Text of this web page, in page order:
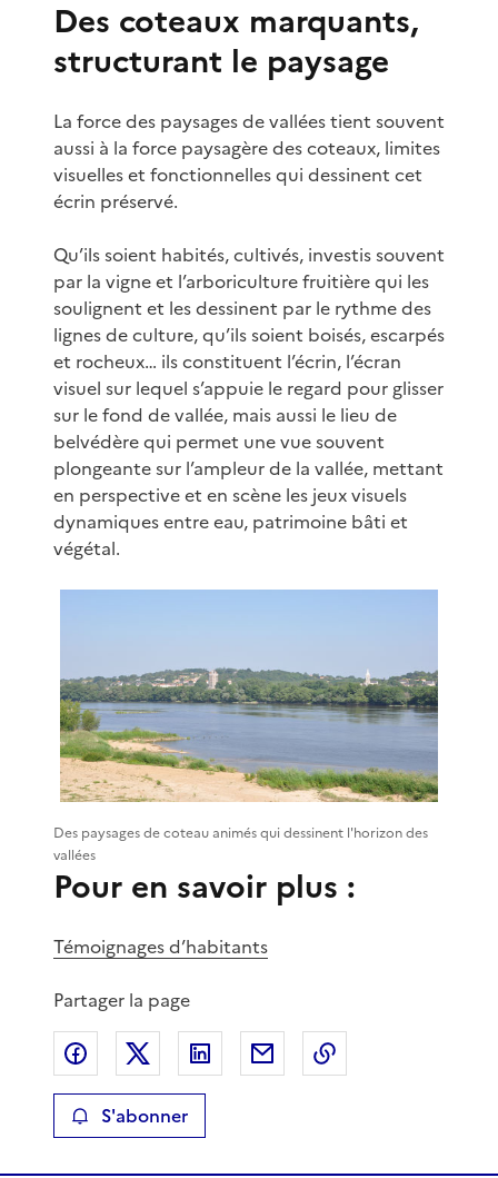
Des coteaux marquants,
structurant le paysage
La force des paysages de vallées tient souvent
aussi à la force paysagère des coteaux, limites
visuelles et fonctionnelles qui dessinent cet
écrin préservé.
Qu’ils soient habités, cultivés, investis souvent
par la vigne et l’arboriculture fruitière qui les
soulignent et les dessinent par le rythme des
lignes de culture, qu’ils soient boisés, escarpés
et rocheux… ils constituent l’écrin, l’écran
visuel sur lequel s’appuie le regard pour glisser
sur le fond de vallée, mais aussi le lieu de
belvédère qui permet une vue souvent
plongeante sur l’ampleur de la vallée, mettant
en perspective et en scène les jeux visuels
dynamiques entre eau, patrimoine bâti et
végétal.
Des paysages de coteau animés qui dessinent l'horizon des
vallées
Pour en savoir plus :
Témoignages d’habitants
Partager la page
Partager sur Facebook
Partager sur XPartager sur LinkedIn
Partager par email
S'abonner